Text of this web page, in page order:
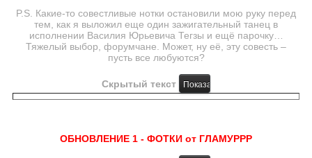
P.S. Какие-то совестливые нотки остановили мою руку перед
тем, как я выложил еще один зажигательный танец в
исполнении Василия Юрьевича Тегзы и ещё парочку…
Тяжелый выбор, форумчане. Может, ну её, эту совесть –
пусть все любуются?
Скрытый текст
ОБНОВЛЕНИЕ 1 - ФОТКИ от ГЛАМУРРР